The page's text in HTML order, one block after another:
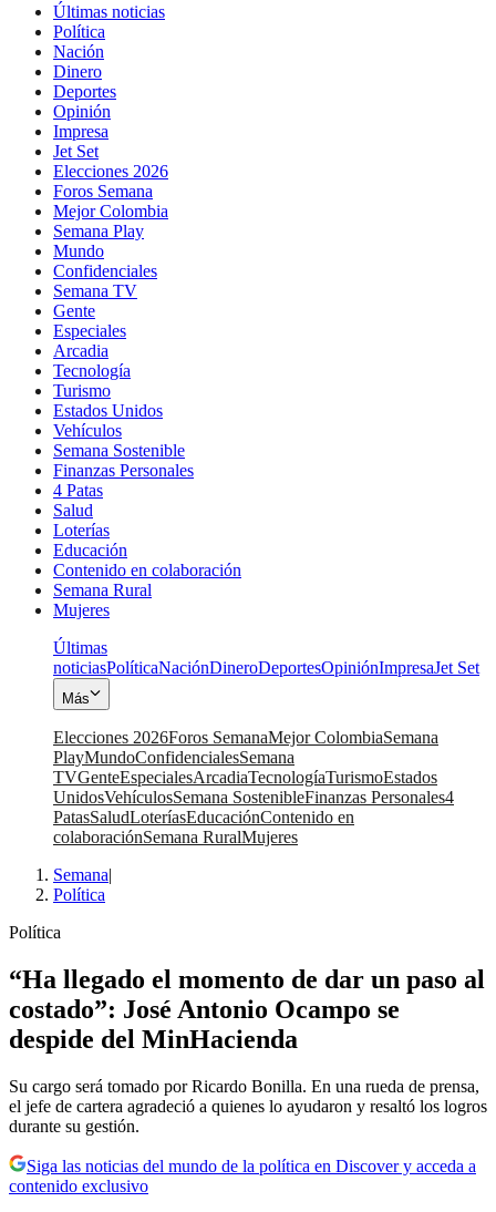
Últimas noticias
Política
Nación
Dinero
Deportes
Opinión
Impresa
Jet Set
Elecciones 2026
Foros Semana
Mejor Colombia
Semana Play
Mundo
Confidenciales
Semana TV
Gente
Especiales
Arcadia
Tecnología
Turismo
Estados Unidos
Vehículos
Semana Sostenible
Finanzas Personales
4 Patas
Salud
Loterías
Educación
Contenido en colaboración
Semana Rural
Mujeres
Últimas
noticiasPolíticaNaciónDineroDeportesOpiniónImpresaJet Set
Más
Elecciones 2026Foros SemanaMejor ColombiaSemana
PlayMundoConfidencialesSemana
TVGenteEspecialesArcadiaTecnologíaTurismoEstados
UnidosVehículosSemana SostenibleFinanzas Personales4
PatasSaludLoteríasEducaciónContenido en
colaboraciónSemana RuralMujeres
Semana|
Política
Política
“Ha llegado el momento de dar un paso al
costado”: José Antonio Ocampo se
despide del MinHacienda
Su cargo será tomado por Ricardo Bonilla. En una rueda de prensa,
el jefe de cartera agradeció a quienes lo ayudaron y resaltó los logros
durante su gestión.
Siga las noticias del mundo de la política en Discover y acceda a
contenido exclusivo